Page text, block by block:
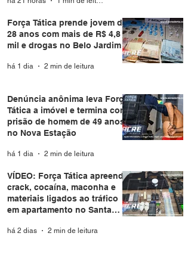
Força Tática prende jovem de
28 anos com mais de R$ 4,8
mil e drogas no Belo Jardim I
há 1 dia 2 min de leitura
Denúncia anônima leva Força
Tática a imóvel e termina com
prisão de homem de 49 anos
no Nova Estação
há 1 dia 2 min de leitura
VÍDEO: Força Tática apreende
crack, cocaína, maconha e
materiais ligados ao tráfico
em apartamento no Santa
há 2 dias 2 min de leitura